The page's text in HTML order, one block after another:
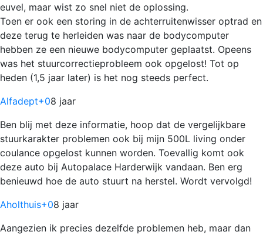
euvel, maar wist zo snel niet de oplossing.
Toen er ook een storing in de achterruitenwisser optrad en
deze terug te herleiden was naar de bodycomputer
hebben ze een nieuwe bodycomputer geplaatst. Opeens
was het stuurcorrectieprobleem ook opgelost! Tot op
heden (1,5 jaar later) is het nog steeds perfect.
Alfadept+08 jaar
Ben blij met deze informatie, hoop dat de vergelijkbare
stuurkarakter problemen ook bij mijn 500L living onder
coulance opgelost kunnen worden. Toevallig komt ook
deze auto bij Autopalace Harderwijk vandaan. Ben erg
benieuwd hoe de auto stuurt na herstel. Wordt vervolgd!
Aholthuis+08 jaar
Aangezien ik precies dezelfde problemen heb, maar dan